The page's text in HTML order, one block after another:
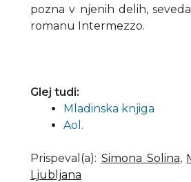
pozna v njenih delih,
romanu Intermezzo.
Glej tudi:
Mladinska knjiga
Aol.
Prispeval(a): Simona Solina,
Ljubljana